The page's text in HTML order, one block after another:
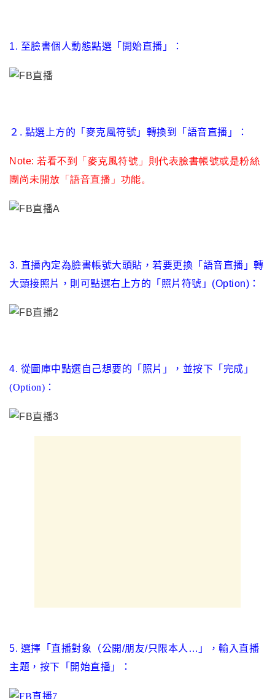
1. 至臉書個人動態點選 「 開始直播 」：
２. 點選上方的 「 麥克風符號 」 轉換到「語音直播」 ：
Note: 若看不到 「 麥克風符號 」 則代表臉書帳號或是粉絲
團尚未開放「語音直播」功能。
3. 直播內定為臉書帳號大頭貼 ， 若要更換 「 語音直播 」 轉
大頭接照片 ， 則可點選右上方的 「 照片符號 」 (Option) ：
4. 從圖庫中點選自己想要的 「 照片 」 ， 並按下「 完成 」
(Option) ：
5. 選擇 「 直播對象（公開/朋友/只限本人… 」 ， 輸入直播
主題，按下 「 開始直播 」 ：